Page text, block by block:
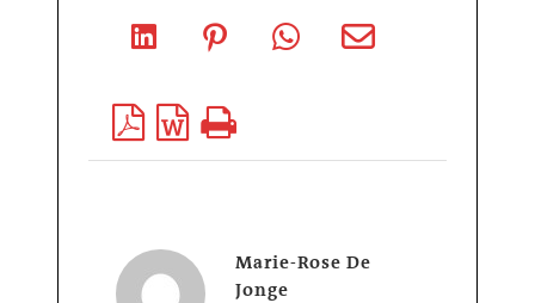
Marie-Rose De
Jonge